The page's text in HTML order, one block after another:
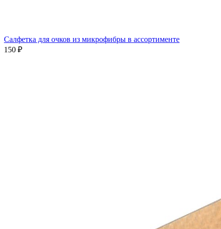
Салфетка для очков из микрофибры в ассортименте
150 ₽